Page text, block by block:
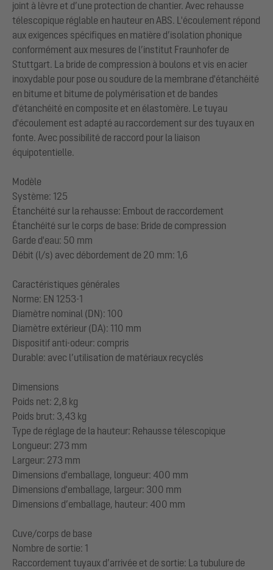
joint à lèvre et d’une protection de chantier. Avec rehausse
télescopique réglable en hauteur en ABS. L'écoulement répond
aux exigences spécifiques en matière d’isolation phonique
conformément aux mesures de l’institut Fraunhofer de
Stuttgart. La bride de compression à boulons et vis en acier
inoxydable pour pose ou soudure de la membrane d'étanchéité
en bitume et bitume de polymérisation et de bandes
d'étanchéité en composite et en élastomère. Le tuyau
d'écoulement est adapté au raccordement sur des tuyaux en
fonte. Avec possibilité de raccord pour la liaison
équipotentielle.
Modèle
Système: 125
Étanchéité sur la rehausse: Embout de raccordement
Étanchéité sur le corps de base: Bride de compression
Garde d'eau: 50 mm
Débit (l/s) avec débordement de 20 mm: 1,6
Caractéristiques générales
Norme: EN 1253-1
Diamètre nominal (DN): 100
Diamètre extérieur (DA): 110 mm
Dispositif anti-odeur: compris
Durable: avec l’utilisation de matériaux recyclés
Dimensions
Poids net: 2,8 kg
Poids brut: 3,43 kg
Type de réglage de la hauteur: Rehausse télescopique
Longueur: 273 mm
Largeur: 273 mm
Dimensions d'emballage, longueur: 400 mm
Dimensions d'emballage, largeur: 300 mm
Dimensions d’emballage, hauteur: 400 mm
Cuve/corps de base
Nombre de sortie: 1
Raccordement tuyaux d’arrivée et de sortie: La tubulure de